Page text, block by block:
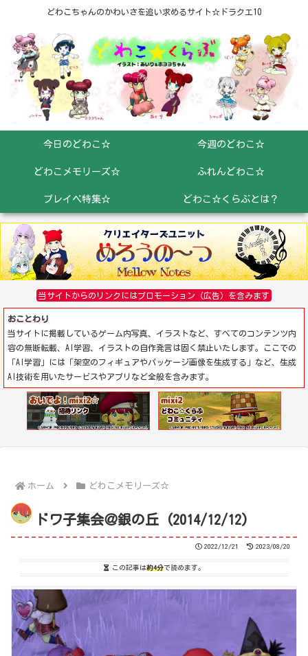
どわこちゃんのかわいさを追い求めるサイト☆ドラクエ10
今日のどわこ☆ 今週のどわこ☆
どわこメモリーズ☆ ふれんどわこ☆
プレイベ特集☆ どわこ☆くらぶとは？
当サイトからのリンクにはプロモーション（広告）を含みます
おことわり
当サイトに掲載しているゲーム内写真、イラストなど、すべてのコンテンツ内
容の無断転載、AI学習、イラストの自作発言は固く禁止いたします。ここでの
「AI学習」には「架空のフィギュアやパッケージ画像を生成する」など、生成
AI技術を用いたサービスやアプリなど全般を含みます。
ホーム どわこメモリーズ☆
ドワ子集会＠銀の丘 (2014/12/12)
2022/12/21 2023/08/20
この記事は約4分で読めます。